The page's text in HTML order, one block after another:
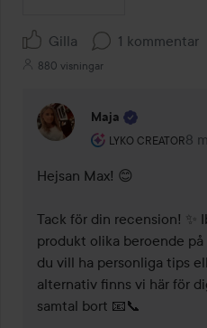
Gilla 1 kommentar
880 visningar
Maja
LYKO CREATOR
Användarens roll:
8
Hejsan Max! 😊
Tack för din recension! ✨
produkt olika beroende
du vill ha personliga tips
alternativ finns vi här för
samtal bort 📧📞